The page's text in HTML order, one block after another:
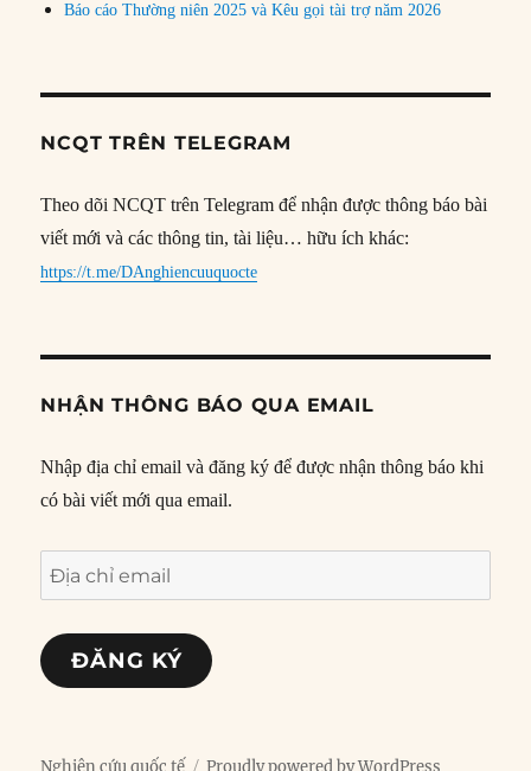
Báo cáo Thường niên 2025 và Kêu gọi tài trợ năm 2026
NCQT TRÊN TELEGRAM
Theo dõi NCQT trên Telegram để nhận được thông báo bài
viết mới và các thông tin, tài liệu… hữu ích khác:
https://t.me/DAnghiencuuquocte
NHẬN THÔNG BÁO QUA EMAIL
Nhập địa chỉ email và đăng ký để được nhận thông báo khi
có bài viết mới qua email.
Địa
chỉ
email
ĐĂNG KÝ